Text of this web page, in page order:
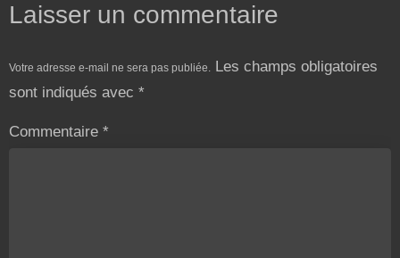
Laisser un commentaire
Votre adresse e-mail ne sera pas publiée. Les champs obligatoires
sont indiqués avec *
Commentaire *